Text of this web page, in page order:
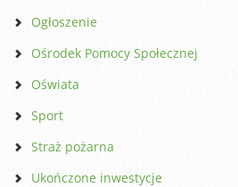
Ogłoszenie
Ośrodek Pomocy Społecznej
Oświata
Sport
Straż pożarna
Ukończone inwestycje